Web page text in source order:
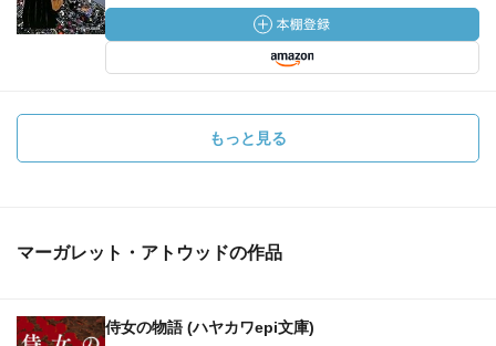
もっと見る
マーガレット・アトウッドの作品
侍女の物語 (ハヤカワepi文庫)